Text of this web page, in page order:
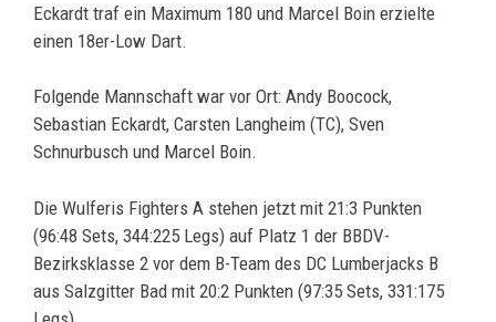
Eckardt traf ein Maximum 180 und Marcel Boin erzielte
einen 18er-Low Dart.
Folgende Mannschaft war vor Ort: Andy Boocock,
Sebastian Eckardt, Carsten Langheim (TC), Sven
Schnurbusch und Marcel Boin.
Die Wulferis Fighters A stehen jetzt mit 21:3 Punkten
(96:48 Sets, 344:225 Legs) auf Platz 1 der BBDV-
Bezirksklasse 2 vor dem B-Team des DC Lumberjacks B
aus Salzgitter Bad mit 20:2 Punkten (97:35 Sets, 331:175